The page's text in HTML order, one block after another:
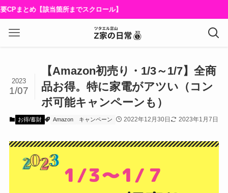
該当箇所までスクロール】
【Amazon初売り・1/3～1/7】全商
品お得。特に家電がアツい（コン
ボ可能キャンペーンも）
2023
1/07
お得/蓄財 Amazon キャンペーン 2022年12月30日 2023年1月7日